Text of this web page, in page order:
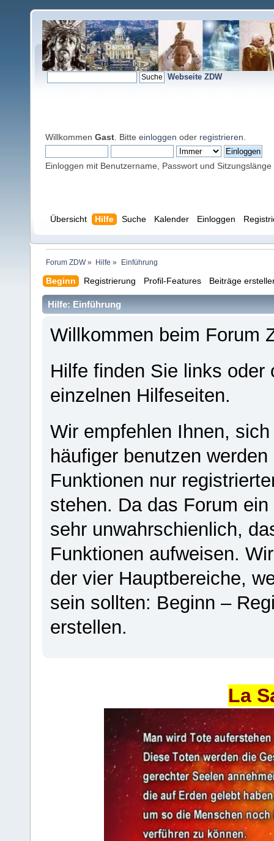
Webseite ZDW
Willkommen Gast . Bitte einloggen oder registrieren
Einloggen mit Benutzername, Passwort und Sitzungslänge
Übersicht Hilfe Suche Kalender Einloggen
Forum ZDW» Hilfe » Einführung
Beginn Registrierung Profil-Features Beiträge
Hilfe: Einführung
Willkommen beim Forum
Hilfe finden Sie links
einzelnen Hilfeseiten.
Wir empfehlen Ihnen,
häufiger benutzen
Funktionen nur
stehen. Da das Forum
sehr unwahrschienlich,
Funktionen aufweisen.
der vier Hauptbereiche,
sein sollten: Beginn –
erstellen.
La